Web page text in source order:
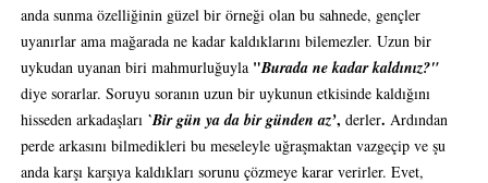
anda sunma özelliğinin güzel bir örneği olan bu sahnede, gençler
uyanırlar ama mağarada ne kadar kaldıklarını bilemezler. Uzun bir
uykudan uyanan biri mahmurluğuyla "Burada ne kadar kaldınız?"
diye sorarlar. Soruyu soranın uzun bir uykunun etkisinde kaldığını
hisseden arkadaşları `Bir gün ya dabir günden az’, derler. Ardından
perde arkasını bilmedikleri bu meseleyle uğraşmaktan vazgeçip ve şu
anda karşı karşıya kaldıkları sorunu çözmeye karar verirler. Evet,